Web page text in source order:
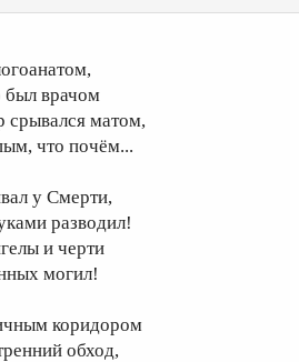
врачом
срывался матом,
что почём...
у Смерти,
разводил!
и черти
могил!
коридором
обход,